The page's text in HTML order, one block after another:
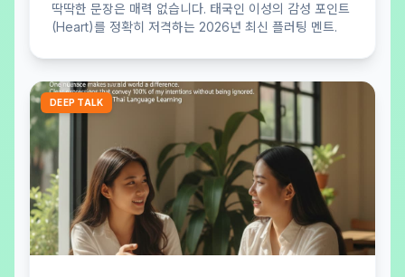
딱딱한 문장은 매력 없습니다. 태국인 이성의 감성 포인트
(Heart)를 정확히 저격하는 2026년 최신 플러팅 멘트.
DEEP TALK